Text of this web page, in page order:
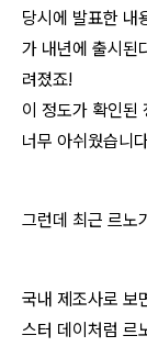
당시에 발표한 내
가 내년에 출시된
려졌죠!
이 정도가 확인된
너무 아쉬웠습니
그런데 최근 르노
국내 제조사로 보
스터 데이처럼 르